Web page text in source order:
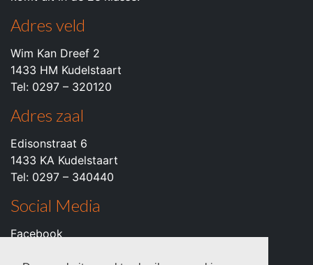
Adres veld
Wim Kan Dreef 2
1433 HM Kudelstaart
Tel: 0297 – 320120
Adres zaal
Edisonstraat 6
1433 KA Kudelstaart
Tel: 0297 – 340440
Social Media
Facebook